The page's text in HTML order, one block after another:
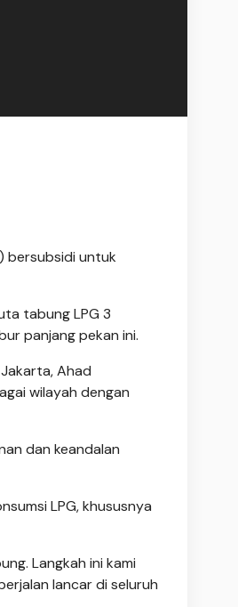
bersubsidi untuk
tabung LPG 3
panjang pekan ini.
Ahad
wilayah dengan
dan keandalan
LPG, khususnya
Langkah ini kami
lancar di seluruh